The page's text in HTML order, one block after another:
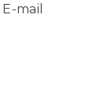
mail